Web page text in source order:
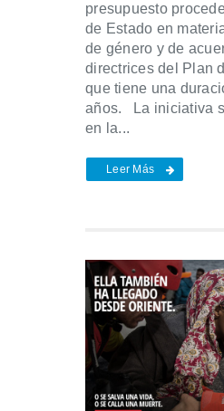
presupuesto
de Estado en
de género y de
directrices del Plan
que tiene una
años. La iniciativa
en la...
Leer Más